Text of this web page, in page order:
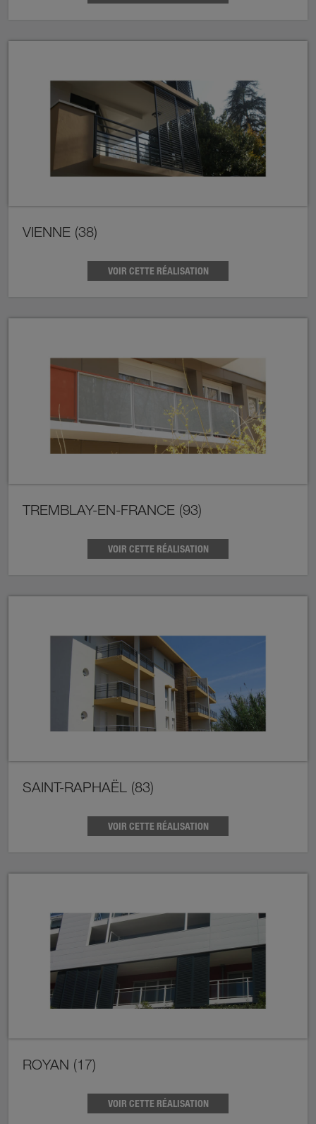
VIENNE (38)
VOIR CETTE RÉALISATION
TREMBLAY-EN-FRANCE (93)
VOIR CETTE RÉALISATION
SAINT-RAPHAËL (83)
VOIR CETTE RÉALISATION
ROYAN (17)
VOIR CETTE RÉALISATION